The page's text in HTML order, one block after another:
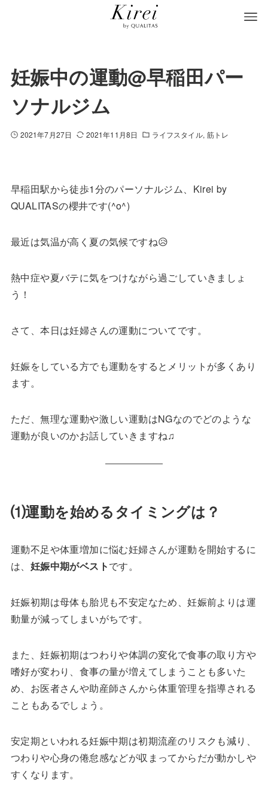
妊娠中の運動@早稲田パー
ソナルジム
2021年7月27日 2021年11月8日 ライフスタイル 筋トレ
早稲田駅から徒歩1分のパーソナルジム、Kirei by
QUALITASの櫻井です(^o^)
最近は気温が高く夏の気候ですね😥
熱中症や夏バテに気をつけながら過ごしていきましょ
う！
さて、本日は妊婦さんの運動についてです。
妊娠をしている方でも運動をするとメリットが多くあり
ます。
ただ、無理な運動や激しい運動はNGなのでどのような
運動が良いのかお話していきますね♫
⑴運動を始めるタイミングは？
運動不足や体重増加に悩む妊婦さんが運動を開始するに
は、 妊娠中期がベストです。
妊娠初期は母体も胎児も不安定なため、妊娠前よりは運
動量が減ってしまいがちです。
また、妊娠初期はつわりや体調の変化で食事の取り方や
嗜好が変わり、食事の量が増えてしまうことも多いた
め、お医者さんや助産師さんから体重管理を指導される
こともあるでしょう。
安定期といわれる妊娠中期は初期流産のリスクも減り、
つわりや心身の倦怠感などが収まってからだが動かしや
すくなります。